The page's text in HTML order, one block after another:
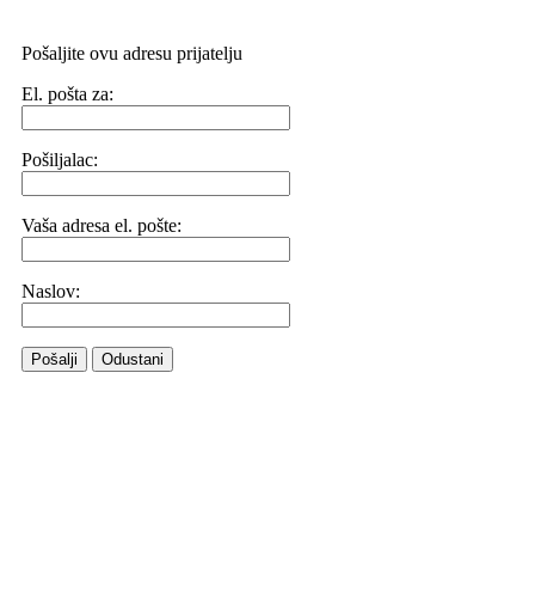
Pošaljite ovu adresu prijatelju
El. pošta za:
Pošiljalac:
Vaša adresa el. pošte:
Naslov:
Pošalji Odustani